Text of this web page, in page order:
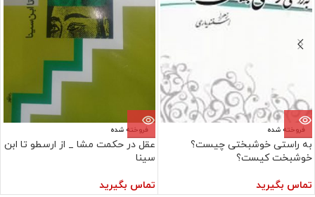
فروخته شده
به راستی خوشبختی چیست؟
خوشبخت کیست؟
تماس بگیرید
فروخته شده
عقل در حکمت مشا _ از ارسطو تا ابن
سینا
تماس بگیرید